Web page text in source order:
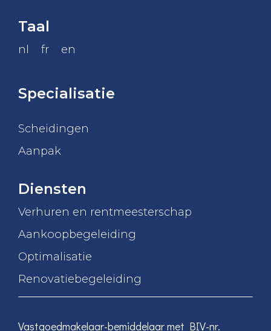
Taal
nl fr en
Specialisatie
Scheidingen
Aanpak
Diensten
Verhuren en rentmeesterschap
Aankoopbegeleiding
Optimalisatie
Renovatiebegeleiding
Vastgoedmakelaar-bemiddelaar met BIV-nr.